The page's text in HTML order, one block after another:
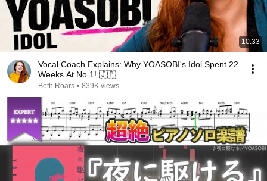
10:33
Vocal Coach Explains: Why YOASOBI's Idol Spent 22
Weeks At No.1! 🇯🇵
Beth Roars • 839K views